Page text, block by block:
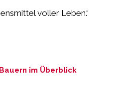
voller Leben.“
im Überblick